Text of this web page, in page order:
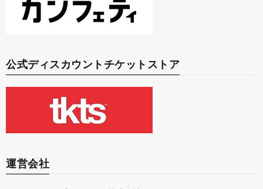
公式ディスカウントチケットストア
運営会社